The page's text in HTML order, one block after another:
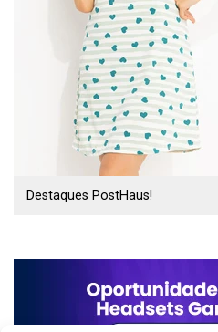
Destaques PostHaus!